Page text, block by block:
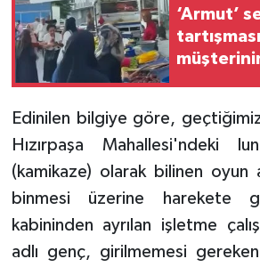
‘Armut’
Edinilen bilgiye göre,
Hızırpaşa Mahallesi'ndeki
(kamikaze) olarak bilinen oyun
binmesi üzerine harekete
kabininden ayrılan işletme
adlı genç, girilmemesi